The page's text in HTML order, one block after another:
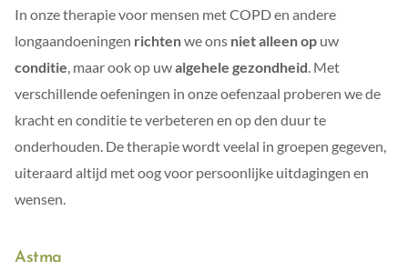
In onze therapie voor mensen met COPD en andere
longaandoeningen richtenwe ons niet alleen op uw
conditie, maar ook op uwalgehele gezondheid. Met
verschillende oefeningen in onze oefenzaal proberen we de
kracht en conditie te verbeteren en op den duur te
onderhouden. De therapie wordt veelal in groepen gegeven,
uiteraard altijd met oog voor persoonlijke uitdagingen en
wensen.
Astma